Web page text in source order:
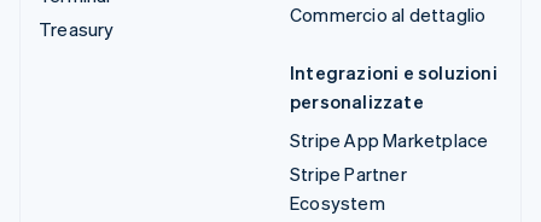
Treasury
Commercio al dettaglio
Integrazioni e soluzioni
personalizzate
Stripe App Marketplace
Stripe Partner
Ecosystem